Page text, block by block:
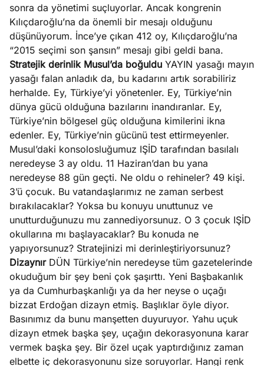
sonra da yönetimi suçluyorlar. Ancak kongrenin
Kılıçdaroğlu’na da önemli bir mesajı olduğunu
düşünüyorum. İnce’ye çıkan 412 oy, Kılıçdaroğlu’na
“2015 seçimi son şansın” mesajı gibi geldi bana.
Stratejik derinlik Musul’da boğuldu YAYIN yasağı mayın
yasağı falan anladık da, bu kadarını artık sorabiliriz
herhalde. Ey, Türkiye’yi yönetenler. Ey, Türkiye’nin
dünya gücü olduğuna bazılarını inandıranlar. Ey,
Türkiye’nin bölgesel güç olduğuna kimilerini ikna
edenler. Ey, Türkiye’nin gücünü test ettirmeyenler.
Musul’daki konsolosluğumuz IŞİD tarafından basılalı
neredeyse 3 ay oldu. 11 Haziran’dan bu yana
neredeyse 88 gün geçti. Ne oldu o rehineler? 49 kişi.
3’ü çocuk. Bu vatandaşlarımız ne zaman serbest
bırakılacaklar? Yoksa bu konuyu unuttunuz ve
unutturduğunuzu mu zannediyorsunuz. O 3 çocuk IŞİD
okullarına mı başlayacaklar? Bu konuda ne
yapıyorsunuz? Stratejinizi mi derinleştiriyorsunuz?
DizaynırDÜN Türkiye’nin neredeyse tüm gazetelerinde
okuduğum bir şey beni çok şaşırttı. Yeni Başbakanlık
ya da Cumhurbaşkanlığı ya da her neyse o uçağı
bizzat Erdoğan dizayn etmiş. Başlıklar öyle diyor.
Basınımız da bunu manşetten duyuruyor. Yahu uçuk
dizayn etmek başka şey, uçağın dekorasyonuna karar
vermek başka şey. Bir özel uçak yaptırdığınız zaman
elbette iç dekorasyonunu size soruyorlar. Hangi renk